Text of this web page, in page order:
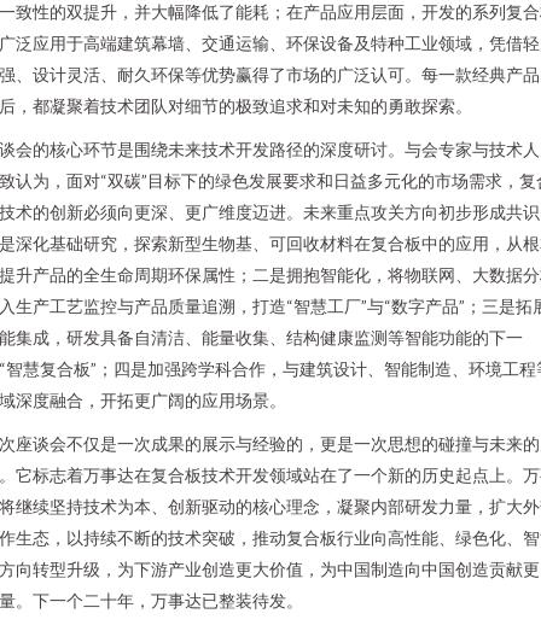
致性的双提升，并大幅降低了能耗；在产品应用层面，开发的系列复
泛应用于高端建筑幕墙、交通运输、环保设备及特种工业领域，凭借
、设计灵活、耐久环保等优势赢得了市场的广泛认可。每一款经典产
，都凝聚着技术团队对细节的极致追求和对未知的勇敢探索。
会的核心环节是围绕未来技术开发路径的深度研讨。与会专家与技术
认为，面对“双碳”目标下的绿色发展要求和日益多元化的市场需求，复
术的创新必须向更深、更广维度迈进。未来重点攻关方向初步形成共
深化基础研究，探索新型生物基、可回收材料在复合板中的应用，从
升产品的全生命周期环保属性；二是拥抱智能化，将物联网、大数据
生产工艺监控与产品质量追溯，打造“智慧工厂”与“数字产品”；三是拓
集成，研发具备自清洁、能量收集、结构健康监测等智能功能的下一
智慧复合板”；四是加强跨学科合作，与建筑设计、智能制造、环境工程
深度融合，开拓更广阔的应用场景。
座谈会不仅是一次成果的展示与经验的，更是一次思想的碰撞与未来
它标志着万事达在复合板技术开发领域站在了一个新的历史起点上。
继续坚持技术为本、创新驱动的核心理念，凝聚内部研发力量，扩大
生态，以持续不断的技术突破，推动复合板行业向高性能、绿色化、
向转型升级，为下游产业创造更大价值，为中国制造向中国创造贡献
。下一个二十年，万事达已整装待发。